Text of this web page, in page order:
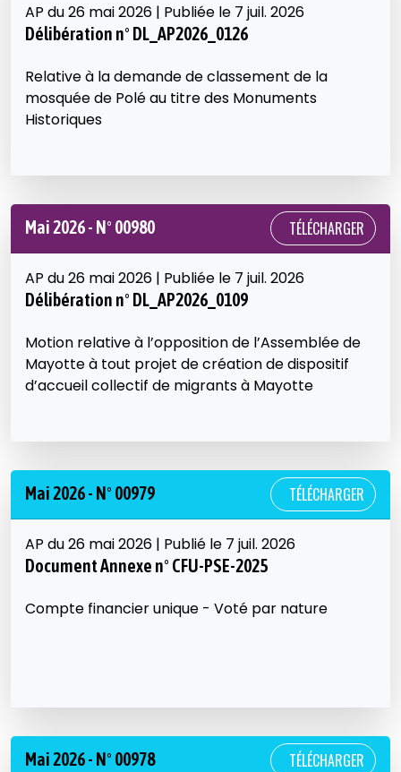
AP du 26 mai 2026 | Publiée le 7 juil. 2026
Délibération n° DL_AP2026_0126
Relative à la demande de classement de la
mosquée de Polé au titre des Monuments
Historiques
Mai 2026 - N° 00980 TÉLÉCHARGER
AP du 26 mai 2026 | Publiée le 7 juil. 2026
Délibération n° DL_AP2026_0109
Motion relative à l’opposition de l’Assemblée de
Mayotte à tout projet de création de dispositif
d’accueil collectif de migrants à Mayotte
Mai 2026 - N° 00979 TÉLÉCHARGER
AP du 26 mai 2026 | Publié le 7 juil. 2026
Document Annexe n° CFU-PSE-2025
Compte financier unique - Voté par nature
Mai 2026 - N° 00978 TÉLÉCHARGER